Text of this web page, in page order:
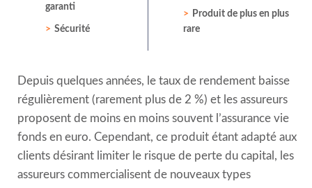
garanti
Sécurité
Produit de plus en plus
rare
Depuis quelques années, le taux de rendement baisse
régulièrement (rarement plus de 2 %) et les assureurs
proposent de moins en moins souvent l’assurance vie
fonds en euro. Cependant, ce produit étant adapté aux
clients désirant limiter le risque de perte du capital, les
assureurs commercialisent de nouveaux types